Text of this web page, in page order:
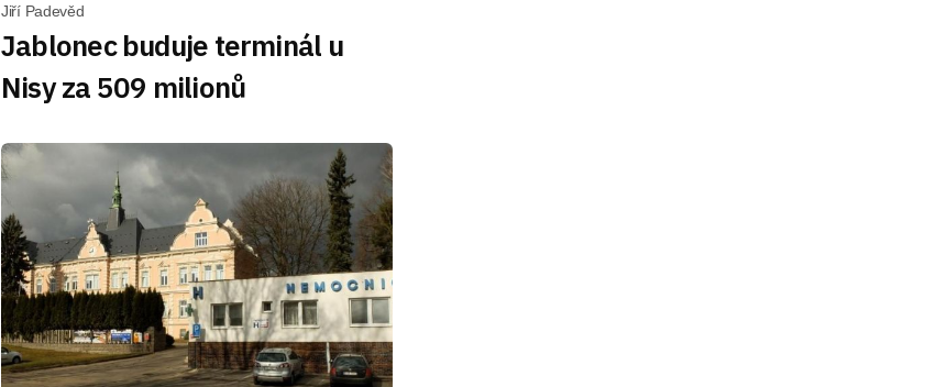
Jiří Padevěd
Jablonec buduje terminál u
Nisy za 509 milionů